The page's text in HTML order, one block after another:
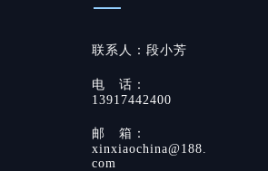
联系 人： 段小芳
电
话：
13917442400
邮
箱：
xinxiaochina@188.
com